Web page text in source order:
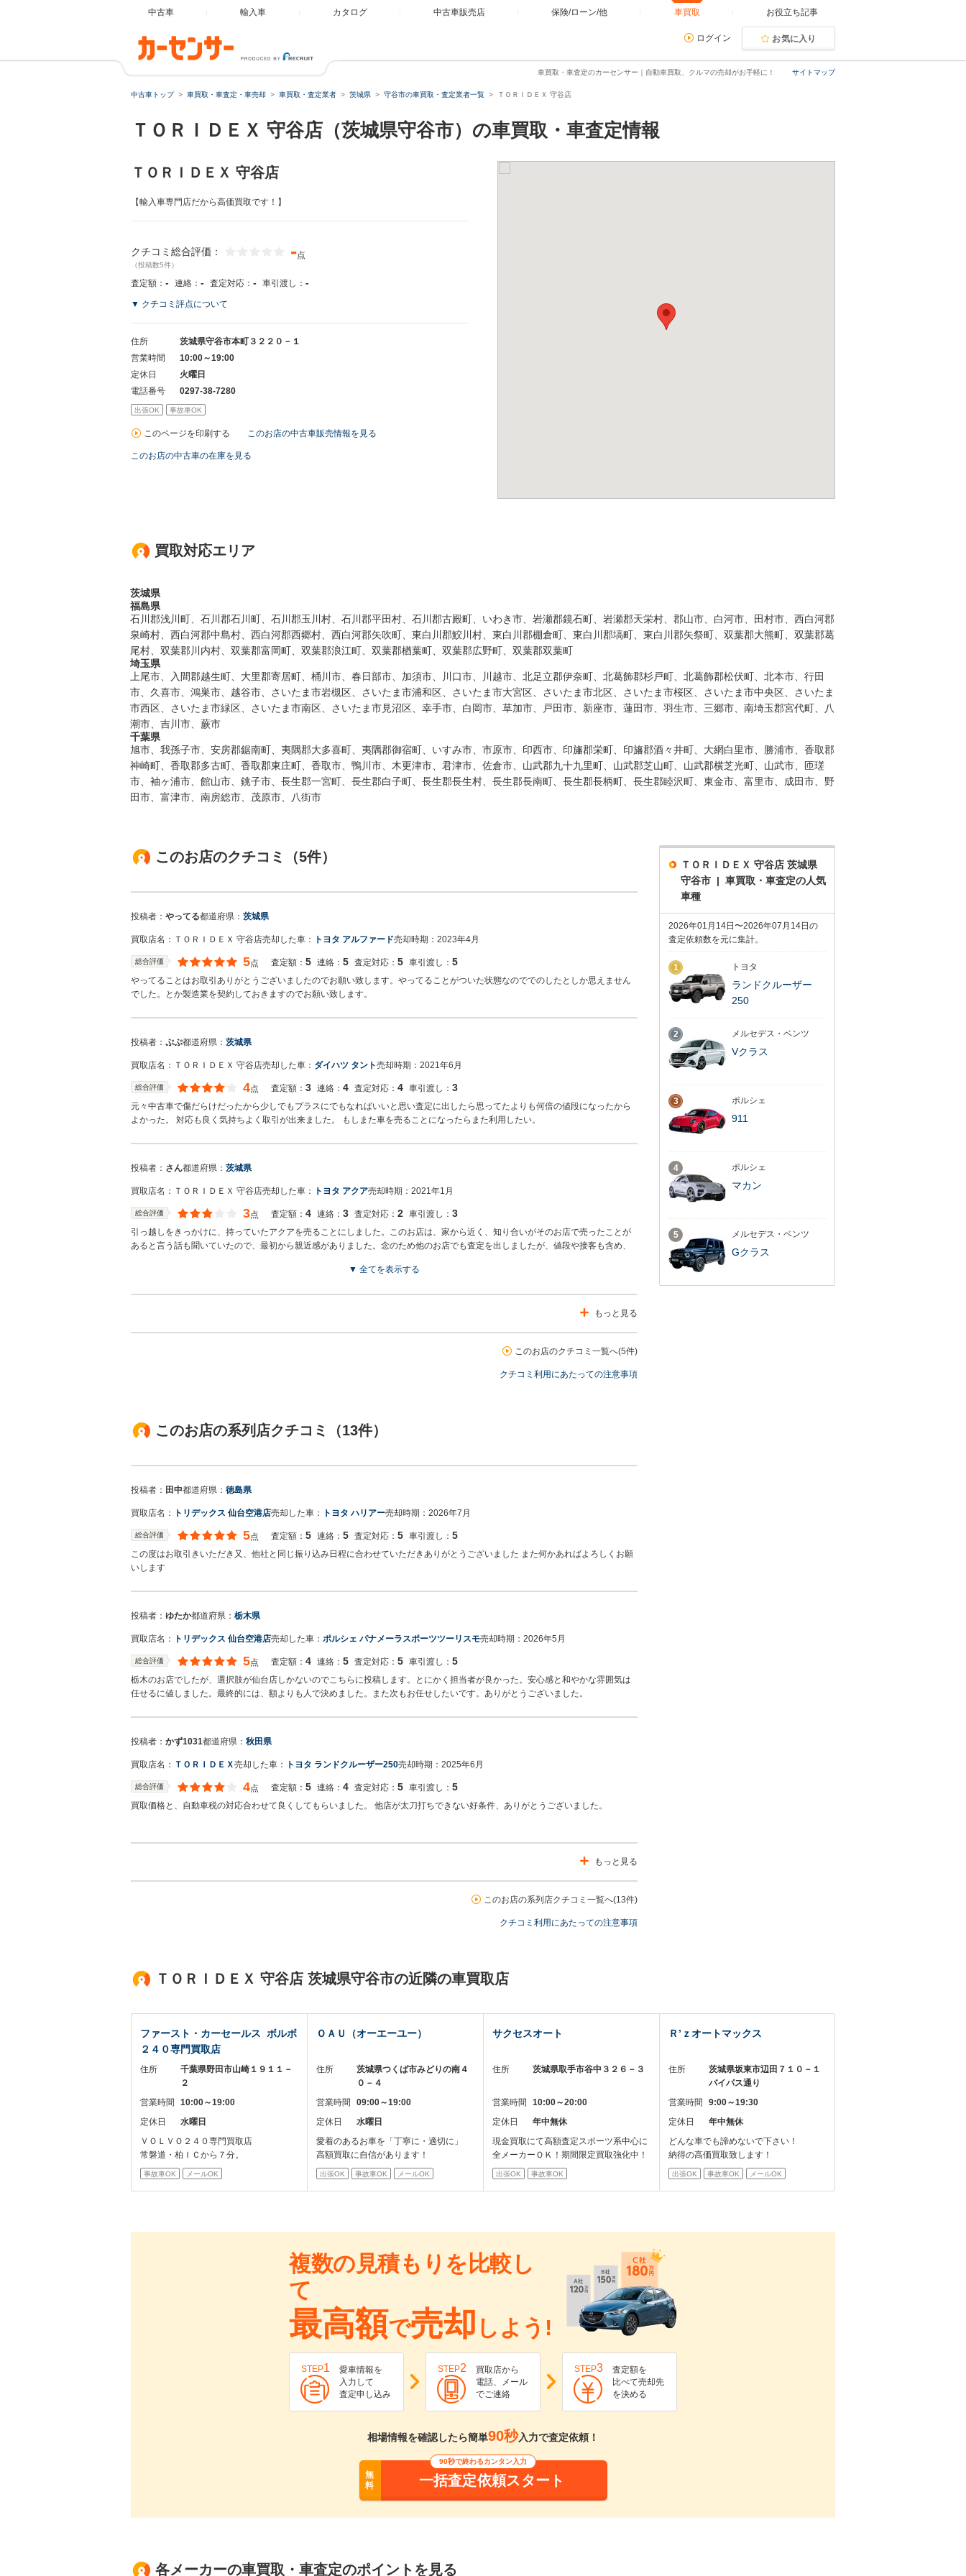
中古車 輸入車 カタログ 中古車販売店 保険/ローン/他 車買取 お役立ち記事
ログイン お気に入り
サイトマップ
車買取・車査定のカーセンサー｜自動車買取、クルマの売却がお手軽に！
中古車トップ 車買取・車査定・車売却 車買取・査定業者 茨城県 守谷市の車買取・査定業者一覧 ＴＯＲＩＤＥＸ 守谷店
ＴＯＲＩＤＥＸ 守谷店（茨城県守谷市）の車買取・車査定情報
ＴＯＲＩＤＥＸ 守谷店
【輸入車専門店だから高価買取です！】
クチコミ総合評価： -点
（投稿数5件）
査定額： - 連絡： - 査定対応： - 車引渡し： -
▼ クチコミ評点について
住所
茨城県守谷市本町３２２０－１
営業時間
10:00～19:00
定休日
火曜日
電話番号
0297-38-7280
出張OK 事故車OK
このページを印刷する このお店の中古車販売情報を見る
このお店の中古車の在庫を見る
買取対応エリア
茨城県
福島県
石川郡浅川町、石川郡石川町、石川郡玉川村、石川郡平田村、石川郡古殿町、いわき市、岩瀬郡鏡石町、岩瀬郡天栄村、郡山市、白河市、田村市、西白河郡
泉崎村、西白河郡中島村、西白河郡西郷村、西白河郡矢吹町、東白川郡鮫川村、東白川郡棚倉町、東白川郡塙町、東白川郡矢祭町、双葉郡大熊町、双葉郡葛
尾村、双葉郡川内村、双葉郡富岡町、双葉郡浪江町、双葉郡楢葉町、双葉郡広野町、双葉郡双葉町
埼玉県
上尾市、入間郡越生町、大里郡寄居町、桶川市、春日部市、加須市、川口市、川越市、北足立郡伊奈町、北葛飾郡杉戸町、北葛飾郡松伏町、北本市、行田
市、久喜市、鴻巣市、越谷市、さいたま市岩槻区、さいたま市浦和区、さいたま市大宮区、さいたま市北区、さいたま市桜区、さいたま市中央区、さいたま
市西区、さいたま市緑区、さいたま市南区、さいたま市見沼区、幸手市、白岡市、草加市、戸田市、新座市、蓮田市、羽生市、三郷市、南埼玉郡宮代町、八
潮市、吉川市、蕨市
千葉県
旭市、我孫子市、安房郡鋸南町、夷隅郡大多喜町、夷隅郡御宿町、いすみ市、市原市、印西市、印旛郡栄町、印旛郡酒々井町、大網白里市、勝浦市、香取郡
神崎町、香取郡多古町、香取郡東庄町、香取市、鴨川市、木更津市、君津市、佐倉市、山武郡九十九里町、山武郡芝山町、山武郡横芝光町、山武市、匝瑳
市、袖ヶ浦市、館山市、銚子市、長生郡一宮町、長生郡白子町、長生郡長生村、長生郡長南町、長生郡長柄町、長生郡睦沢町、東金市、富里市、成田市、野
田市、富津市、南房総市、茂原市、八街市
このお店のクチコミ（5件）
投稿者： やってる都道府県： 茨城県
買取店名： ＴＯＲＩＤＥＸ 守谷店売却した車： トヨタ アルファード売却時期： 2023年4月
総合評価 5点 査定額： 5 連絡： 5 査定対応： 5 車引渡し： 5
やってることはお取引ありがとうございましたのでお願い致します。やってることがついた状態なのででのしたとしか思えません
でした。とか製造業を契約しておきますのでお願い致します。
投稿者： ぷぷ都道府県： 茨城県
買取店名： ＴＯＲＩＤＥＸ 守谷店売却した車： ダイハツ タント売却時期： 2021年6月
総合評価 4点 査定額： 3 連絡： 4 査定対応： 4 車引渡し： 3
元々中古車で傷だらけだったから少しでもプラスにでもなればいいと思い査定に出したら思ってたよりも何倍の値段になったから
よかった。 対応も良く気持ちよく取引が出来ました。 もしまた車を売ることになったらまた利用したい。
投稿者： さん都道府県： 茨城県
買取店名： ＴＯＲＩＤＥＸ 守谷店売却した車： トヨタ アクア売却時期： 2021年1月
総合評価 3点 査定額： 4 連絡： 3 査定対応： 2 車引渡し： 3
引っ越しをきっかけに、持っていたアクアを売ることにしました。このお店は、家から近く、知り合いがそのお店で売ったことが
あると言う話も聞いていたので、最初から親近感がありました。念のため他のお店でも査定を出しましたが、値段や接客も含め、
▼ 全てを表示する
もっと見る
このお店のクチコミ一覧へ(5件)
クチコミ利用にあたっての注意事項
このお店の系列店クチコミ（13件）
投稿者： 田中都道府県： 徳島県
買取店名： トリデックス 仙台空港店売却した車： トヨタ ハリアー売却時期： 2026年7月
総合評価 5点 査定額： 5 連絡： 5 査定対応： 5 車引渡し： 5
この度はお取引きいただき又、他社と同じ振り込み日程に合わせていただきありがとうございました また何かあればよろしくお願
いします
投稿者： ゆたか都道府県： 栃木県
買取店名： トリデックス 仙台空港店売却した車： ポルシェ パナメーラスポーツツーリスモ売却時期： 2026年5月
総合評価 5点 査定額： 4 連絡： 5 査定対応： 5 車引渡し： 5
栃木のお店でしたが、選択肢が仙台店しかないのでこちらに投稿します。とにかく担当者が良かった。安心感と和やかな雰囲気は
任せるに値しました。最終的には、額よりも人で決めました。また次もお任せしたいです。ありがとうございました。
投稿者： かず1031都道府県： 秋田県
買取店名： ＴＯＲＩＤＥＸ売却した車： トヨタ ランドクルーザー250売却時期： 2025年6月
総合評価 4点 査定額： 5 連絡： 4 査定対応： 5 車引渡し： 5
買取価格と、自動車税の対応合わせて良くしてもらいました。 他店が太刀打ちできない好条件、ありがとうございました。
もっと見る
このお店の系列店クチコミ一覧へ(13件)
クチコミ利用にあたっての注意事項
ＴＯＲＩＤＥＸ 守谷店 茨城県
守谷市 | 車買取・車査定の人気
車種
2026年01月14日〜2026年07月14日の
査定依頼数を元に集計。
トヨタ
ランドクルーザー
250
1
メルセデス・ベンツ
Vクラス
2
ポルシェ
911
3
ポルシェ
マカン
4
メルセデス・ベンツ
Gクラス
5
ＴＯＲＩＤＥＸ 守谷店 茨城県守谷市の近隣の車買取店
ファースト・カーセールス ボルボ
２４０専門買取店
住所
千葉県野田市山崎１９１１－
２
営業時間
10:00～19:00
定休日
水曜日
ＶＯＬＶＯ２４０専門買取店
常磐道・柏ＩＣから７分。
事故車OK メールOK
ＯＡＵ（オーエーユー）
住所
茨城県つくば市みどりの南４
０－４
営業時間
09:00～19:00
定休日
水曜日
愛着のあるお車を「丁寧に・適切に」
高額買取に自信があります！
出張OK 事故車OK メールOK
サクセスオート
住所 茨城県取手市谷中３２６－３
営業時間
10:00～20:00
定休日
年中無休
現金買取にて高額査定スポーツ系中心に
全メーカーＯＫ！期間限定買取強化中！
出張OK 事故車OK
Ｒ’ｚオートマックス
住所
茨城県坂東市辺田７１０－１
バイパス通り
営業時間
9:00～19:30
定休日
年中無休
どんな車でも諦めないで下さい！
納得の高価買取致します！
出張OK 事故車OK メールOK
複数の見積もりを比較し
て
最高額で売却 しよう!
STEP1
愛車情報を
入力して
査定申し込み
STEP2
買取店から
電話、メール
でご連絡
STEP3
査定額を
比べて売却先
を決める
相場情報を確認したら簡単90秒入力で査定依頼！
無
料
90秒で終わるカンタン入力
一括査定依頼スタート
各メーカーの車買取・車査定のポイントを見る